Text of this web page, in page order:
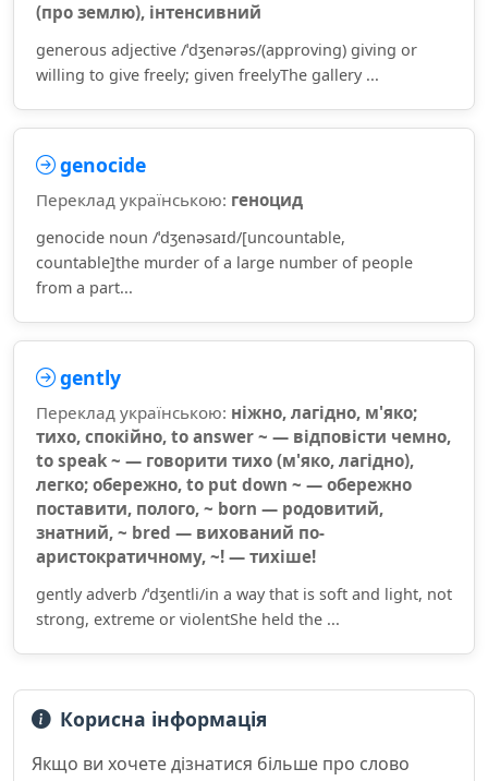
(про землю), інтенсивний
generous adjective /ˈdʒenərəs/(approving) giving or
willing to give freely; given freelyThe gallery ...
genocide
Переклад українською: геноцид
genocide noun /ˈdʒenəsaɪd/[uncountable,
countable]the murder of a large number of people
from a part...
gently
Переклад українською: ніжно, лагідно, м'яко;
тихо, спокійно, to answer ~ — відповісти чемно,
to speak ~ — говорити тихо (м'яко, лагідно),
легко; обережно, to put down ~ — обережно
поставити, полого, ~ born — родовитий,
знатний, ~ bred — вихований по-
аристократичному, ~! — тихіше!
gently adverb /ˈdʒentli/in a way that is soft and light, not
strong, extreme or violentShe held the ...
Корисна інформація
Якщо ви хочете дізнатися більше про слово